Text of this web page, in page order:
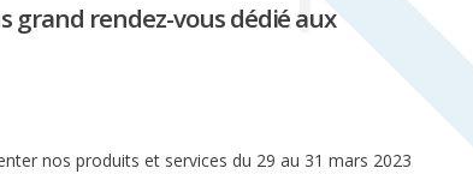
grand rendez-vous dédié aux
nos produits et services du 29 au 31 mars 2023